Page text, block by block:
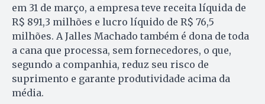
em 31 de março, a empresa teve receita líquida de
R$ 891,3 milhões e lucro líquido de R$ 76,5
milhões. A Jalles Machado também é dona de toda
a cana que processa, sem fornecedores, o que,
segundo a companhia, reduz seu risco de
suprimento e garante produtividade acima da
média.